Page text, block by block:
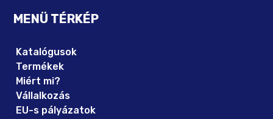
MENÜ TÉRKÉP
Katalógusok
Termékek
Miért mi?
Vállalkozás
EU-s pályázatok